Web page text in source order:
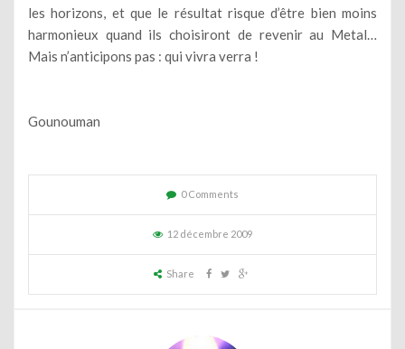
les horizons, et que le résultat risque d’être bien moins
harmonieux quand ils choisiront de revenir au Metal…
Mais n’anticipons pas : qui vivra verra !
Gounouman
0 Comments
12 décembre 2009
Share